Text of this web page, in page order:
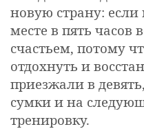
новую страну:
месте в пять часов
счастьем, потому
отдохнуть и
приезжали в
сумки и на
тренировку.